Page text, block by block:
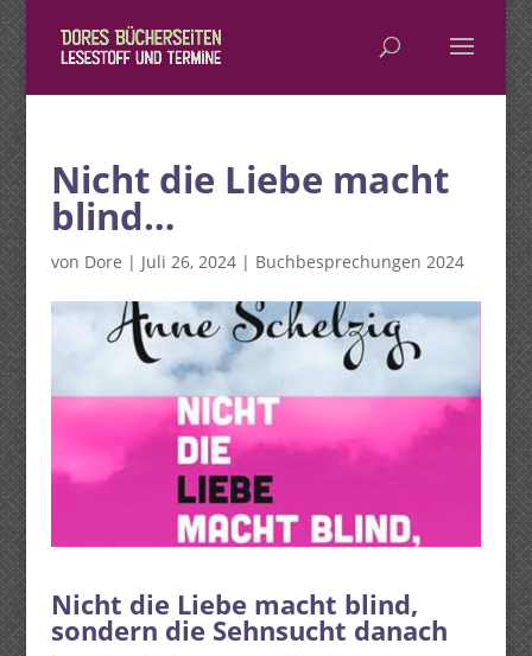
Nicht die Liebe macht
blind…
von Dore | Juli 26, 2024| Buchbesprechungen 2024
Nicht die Liebe macht blind,
sondern die Sehnsucht danach